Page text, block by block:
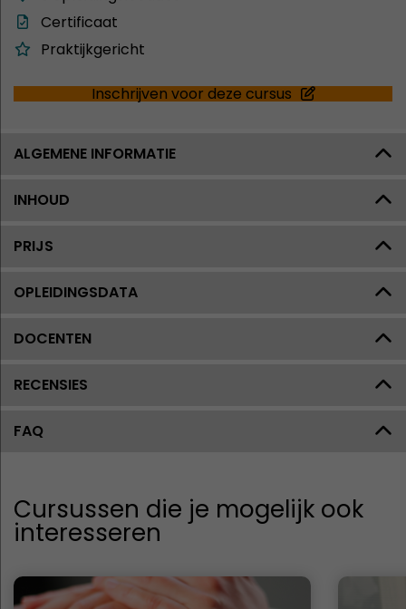
Certificaat
Praktijkgericht
Inschrijven voor deze cursus
ALGEMENE INFORMATIE
INHOUD
PRIJS
OPLEIDINGSDATA
DOCENTEN
RECENSIES
FAQ
Cursussen die je mogelijk ook
interesseren